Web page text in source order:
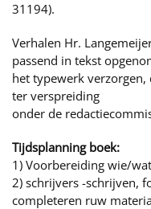
31194).
Verhalen Hr.
passend in tekst
het typewerk
ter verspreiding
onder de
Tijdsplanning boek:
1) Voorbereiding wie/
2) schrijvers -schrijven,
completeren ruw